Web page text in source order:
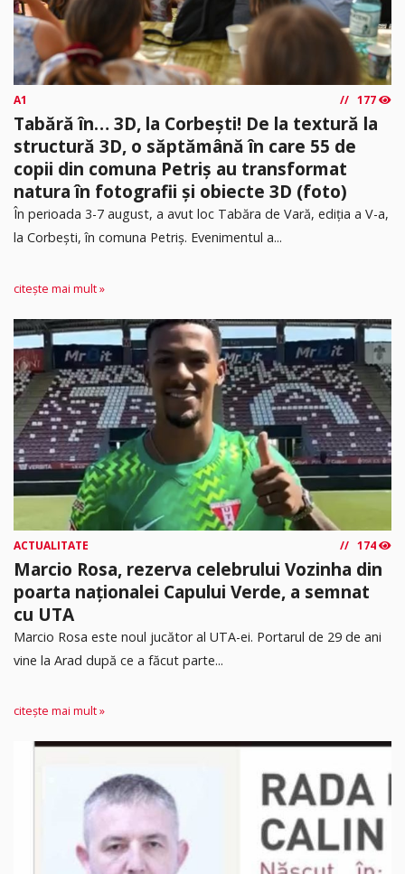
A1 177
Tabără în… 3D, la Corbești! De la textură la
structură 3D, o săptămână în care 55 de
copii din comuna Petriș au transformat
natura în fotografii și obiecte 3D (foto)
În perioada 3-7 august, a avut loc Tabăra de Vară, ediția a V-a,
la Corbești, în comuna Petriș. Evenimentul a...
citește mai mult »
ACTUALITATE 174
Marcio Rosa, rezerva celebrului Vozinha din
poarta naționalei Capului Verde, a semnat
cu UTA
Marcio Rosa este noul jucător al UTA-ei. Portarul de 29 de ani
vine la Arad după ce a făcut parte...
citește mai mult »